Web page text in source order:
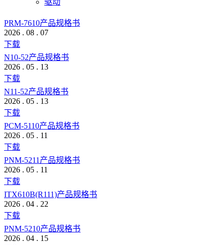
驱动
PRM-7610产品规格书
2026 . 08 . 07
下载
N10-52产品规格书
2026 . 05 . 13
下载
N11-52产品规格书
2026 . 05 . 13
下载
PCM-5110产品规格书
2026 . 05 . 11
下载
PNM-5211产品规格书
2026 . 05 . 11
下载
ITX610B(R111)产品规格书
2026 . 04 . 22
下载
PNM-5210产品规格书
2026 . 04 . 15